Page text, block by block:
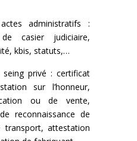
administratifs :
casier judiciaire,
kbis, statuts,…
privé : certificat
sur l’honneur,
ou de vente,
reconnaissance de
attestation